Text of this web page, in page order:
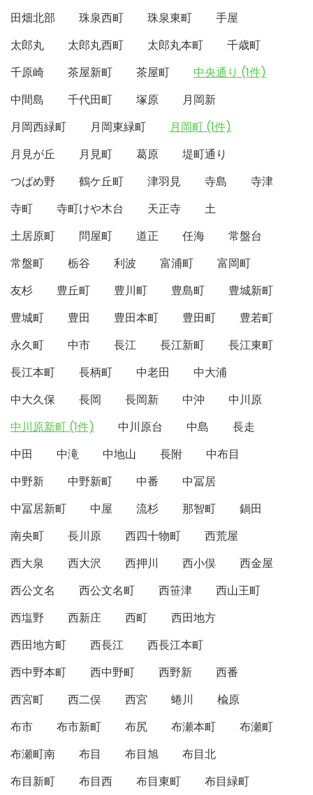
田畑北部
珠泉西町 珠泉東町
手屋
太郎丸
太郎丸西町 太郎丸本町
千歳町
千原崎
茶屋新町 茶屋町
中央通り (1件)
中間島
千代田町 塚原
月岡新
月岡西緑町
月岡東緑町
月岡町 (1件)
月見が丘
月見町 葛原
堤町通り
つばめ野
鶴ケ丘町 津羽見 寺島
寺津
寺町
寺町けや木台 天正寺
土
土居原町
問屋町 道正 任海
常盤台
常盤町
栃谷 利波 富浦町
富岡町
友杉
豊丘町 豊川町 豊島町
豊城新町
豊城町
豊田 豊田本町 豊田町
豊若町
永久町
中市 長江 長江新町
長江東町
長江本町
長柄町 中老田
中大浦
中大久保
長岡 長岡新 中沖
中川原
中川原新町 (1件)
中川原台 中島
長走
中田
中滝 中地山 長附
中布目
中野新
中野新町 中番
中冨居
中冨居新町
中屋 流杉 那智町
鍋田
南央町
長川原 西四十物町
西荒屋
西大泉
西大沢 西押川 西小俣
西金屋
西公文名
西公文名町 西笹津
西山王町
西塩野
西新庄 西町
西田地方
西田地方町
西長江
西長江本町
西中野本町
西中野町 西野新
西番
西宮町
西二俣 西宮 蜷川
楡原
布市
布市新町 布尻 布瀬本町
布瀬町
布瀬町南
布目 布目旭
布目北
布目新町
布目西 布目東町 布目緑町